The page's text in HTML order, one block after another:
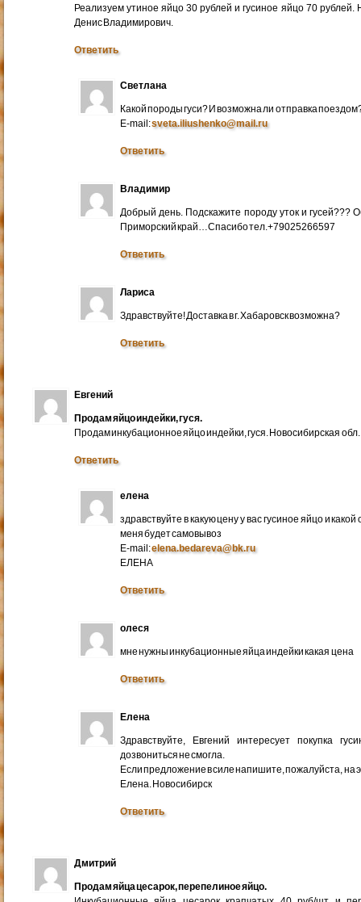
Реализуем утиное яйцо 30 рублей и гусиное яйцо 70
Денис Владимирович.
Ответить
Светлана
Какой породы гуси? И возможна ли отправка
E-mail:sveta.iliushenko@mail.ru
Ответить
Владимир
Добрый день. Подскажите породу уток и гусей???
Приморский край…Спасибо тел.+79025266597
Ответить
Лариса
Здравствуйте! Доставка в г. Хабаровск возможна?
Ответить
Евгений
Продам яйцо индейки, гуся.
Продам инкубационное яйцо индейки, гуся. Новосибирская
Ответить
елена
здравствуйте в какую цену у вас гусиное яйцо и
меня будет самовывоз
E-mail:elena.bedareva@bk.ru
ЕЛЕНА
Ответить
олеся
мне нужны инкубационные яйца индейки какая цена
Ответить
Елена
Здравствуйте, Евгений интересует покупка
дозвониться не смогла.
Если предложение в силе напишите, пожалуйста, на
Елена. Новосибирск
Ответить
Дмитрий
Продам яйца цесарок, перепелиное яйцо.